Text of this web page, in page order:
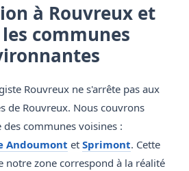
à Rouvreux et
communes
Rouvreux ne s'arrête pas aux
de Rouvreux. Nous couvrons
communes voisines :
Andoumont et Sprimont. Cette
notre zone correspond à la réalité